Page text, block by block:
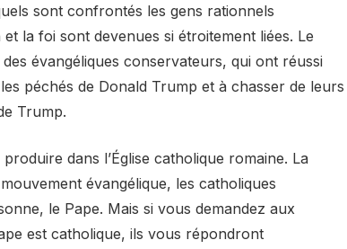
sont confrontés les gens rationnels
la foi sont devenues si étroitement liées. Le
évangéliques conservateurs, qui ont réussi
péchés de Donald Trump et à chasser de leurs
Trump.
dans l’Église catholique romaine. La
évangélique, les catholiques
le Pape. Mais si vous demandez aux
est catholique, ils vous répondront